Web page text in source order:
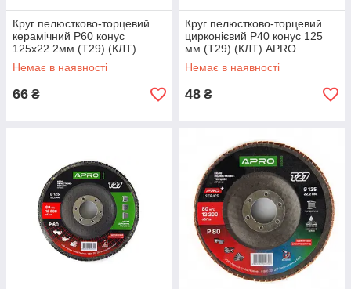
Круг пелюстково-торцевий
керамічний Р60 конус
125х22.2мм (Т29) (КЛТ)
APRO PRO
Немає в наявності
66 ₴
Круг пелюстково-торцевий
цирконієвий Р40 конус 125
мм (Т29) (КЛТ) APRO
Немає в наявності
48 ₴